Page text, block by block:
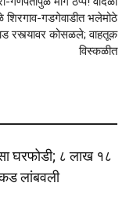
शिरगाव-गडगेवाडीत भलेमोठे
रस्त्यावर कोसळले; वाहतूक
विस्कळीत
घरफोडी; ८ लाख १८
लांबवली